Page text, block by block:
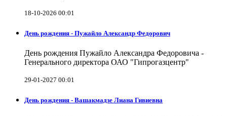
18-10-2026 00:01
День рождения - Пужайло Александр Федорович
День рождения Пужайло Александра Федоровича -
Генерального директора ОАО "Гипрогазцентр"
29-01-2027 00:01
День рождения - Вашакмадзе Лиана Гивиевна